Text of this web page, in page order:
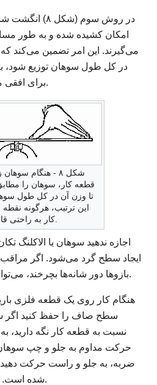
در روش سوم
امکان کشیده شده و به طور
می‌گیرند. این امر تضمین می‌کند
در کل طول سوهان توزیع شود،
برای افقی ماندن آن وجود داشته باشد.
شکل ۸ - هنگام
قطعه کار، سوهان را
تا وزن آن در کل طول
این ترتیب، هرگونه
اجازه ندهید سوهان یا الاکلنگ
ایجاد سطح گرد می‌شود. اگر مراقب
بازوها دور شانه‌ها بچرخند، می‌توان از این امر جلوگیری کرد.
هنگام کار روی یک قطعه فلزی
سطح صاف را حفظ کنید اگر
نسبت به قطعه کار نگه دارید،
حرکت مداوم به جلو و چپ
شده است. سوهان را محکم نگه دارید.